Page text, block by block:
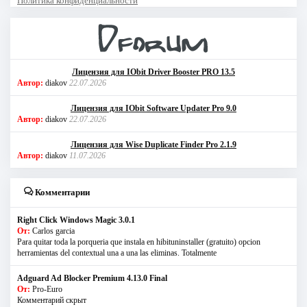
Лицензия для IObit Driver Booster PRO 13.5
Автор: diakov 22.07.2026
Лицензия для IObit Software Updater Pro 9.0
Автор: diakov 22.07.2026
Лицензия для Wise Duplicate Finder Pro 2.1.9
Автор: diakov 11.07.2026
Комментарии
Right Click Windows Magic 3.0.1
От: Carlos garcia
Para quitar toda la porqueria que instala en hibituninstaller (gratuito) opcion
herramientas del contextual una a una las eliminas. Totalmente
Adguard Ad Blocker Premium 4.13.0 Final
От: Pro-Euro
Комментарий скрыт